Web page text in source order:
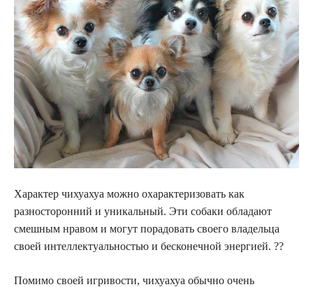
Характер чихуахуа можно охарактеризовать как
разносторонний и уникальный. Эти собаки обладают
смешным нравом и могут порадовать своего владельца
своей интеллектуальностью и бесконечной энергией. ??
Помимо своей игривости, чихуахуа обычно очень